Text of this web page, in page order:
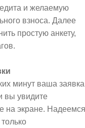
и желаемую
взноса. Далее
простую анкету,
минут ваша заявка
вы увидите
на экране.